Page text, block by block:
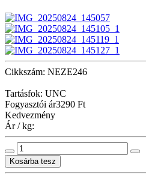
Cikkszám: NEZE246
Tartásfok: UNC
Fogyasztói ár3290 Ft
Kedvezmény
Ár / kg: